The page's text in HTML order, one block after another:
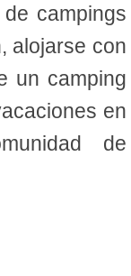
campings
alojarse con
un camping
en
de